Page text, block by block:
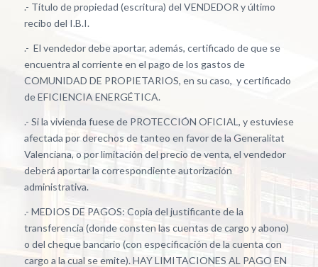
.- Título de propiedad (escritura) del VENDEDOR y último
recibo del I.B.I.
.- El vendedor debe aportar, además, certificado de que se
encuentra al corriente en el pago de los gastos de
COMUNIDAD DE PROPIETARIOS, en su caso, y certificado
de EFICIENCIA ENERGÉTICA.
.- Si la vivienda fuese de PROTECCIÓN OFICIAL, y estuviese
afectada por derechos de tanteo en favor de la Generalitat
Valenciana, o por limitación del precio de venta, el vendedor
deberá aportar la correspondiente autorización
administrativa.
.- MEDIOS DE PAGOS: Copia del justificante de la
transferencia (donde consten las cuentas de cargo y abono)
o del cheque bancario (con especificación de la cuenta con
cargo a la cual se emite). HAY LIMITACIONES AL PAGO EN